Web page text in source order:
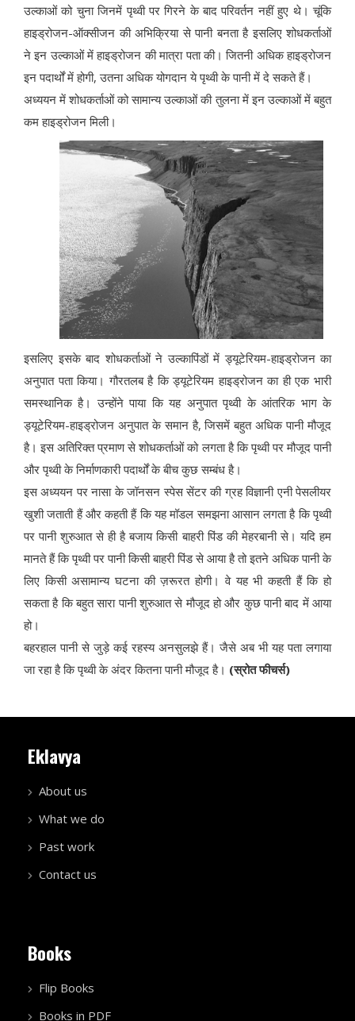
उल्काओं को चुना जिनमें पृथ्वी पर गिरने के बाद परिवर्तन नहीं हुए थे। चूंकि
हाइड्रोजन-ऑक्सीजन की अभिक्रिया से पानी बनता है इसलिए शोधकर्ताओं
ने इन उल्काओं में हाइड्रोजन की मात्रा पता की। जितनी अधिक हाइड्रोजन
इन पदार्थों में होगी, उतना अधिक योगदान ये पृथ्वी के पानी में दे सकते हैं।
अध्ययन में शोधकर्ताओं को सामान्य उल्काओं की तुलना में इन उल्काओं में बहुत
कम हाइड्रोजन मिली।
इसलिए इसके बाद शोधकर्ताओं ने उल्कापिंडों में ड्यूटेरियम-हाइड्रोजन का
अनुपात पता किया। गौरतलब है कि ड्यूटेरियम हाइड्रोजन का ही एक भारी
समस्थानिक है। उन्होंने पाया कि यह अनुपात पृथ्वी के आंतरिक भाग के
ड्यूटेरियम-हाइड्रोजन अनुपात के समान है, जिसमें बहुत अधिक पानी मौजूद
है। इस अतिरिक्त प्रमाण से शोधकर्ताओं को लगता है कि पृथ्वी पर मौजूद पानी
और पृथ्वी के निर्माणकारी पदार्थों के बीच कुछ सम्बंध है।
इस अध्ययन पर नासा के जॉनसन स्पेस सेंटर की ग्रह विज्ञानी एनी पेसलीयर
खुशी जताती हैं और कहती हैं कि यह मॉडल समझना आसान लगता है कि पृथ्वी
पर पानी शुरुआत से ही है बजाय किसी बाहरी पिंड की मेहरबानी से। यदि हम
मानते हैं कि पृथ्वी पर पानी किसी बाहरी पिंड से आया है तो इतने अधिक पानी के
लिए किसी असामान्य घटना की ज़रूरत होगी। वे यह भी कहती हैं कि हो
सकता है कि बहुत सारा पानी शुरुआत से मौजूद हो और कुछ पानी बाद में आया
हो।
बहरहाल पानी से जुड़े कई रहस्य अनसुलझे हैं। जैसे अब भी यह पता लगाया
जा रहा है कि पृथ्वी के अंदर कितना पानी मौजूद है। (स्रोत फीचर्स)
Eklavya
About us
What we do
Past work
Contact us
Books
Flip Books
Books in PDF